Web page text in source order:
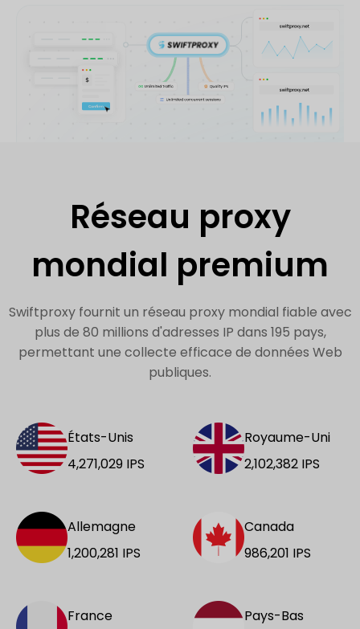
Réseau proxy
mondial premium
Swiftproxy fournit un réseau proxy mondial fiable avec
plus de 80 millions d'adresses IP dans 195 pays,
permettant une collecte efficace de données Web
publiques.
États-Unis
4,271,029 IPS
Royaume-Uni
2,102,382 IPS
Allemagne
1,200,281 IPS
Canada
986,201 IPS
France
Pays-Bas